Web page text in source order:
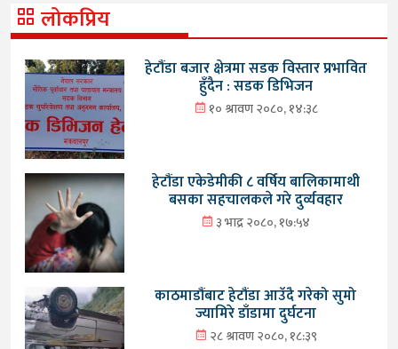
लोकप्रिय
हेटौंडा बजार क्षेत्रमा सडक विस्तार प्रभावित
हुँदैन : सडक डिभिजन
१० श्रावण २०८०, १४:३८
हेटौंडा एकेडेमीकी ८ वर्षिय बालिकामाथी
बसका सहचालकले गरे दुर्व्यवहार
३ भाद्र २०८०, १७:५४
काठमाडौंबाट हेटौंडा आउँदै गरेको सुमो
ज्यामिरे डाँडामा दुर्घटना
२८ श्रावण २०८०, १८:३९